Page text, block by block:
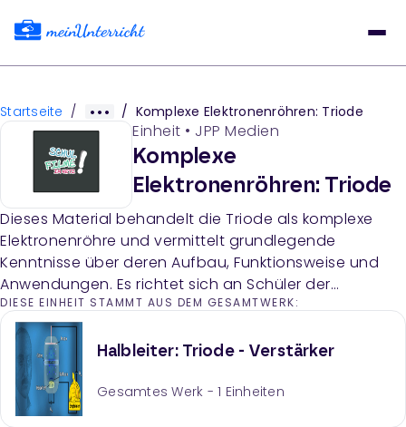
Startseite / / Komplexe Elektronenröhren: Triode
Einheit • JPP Medien
Komplexe
Elektronenröhren: Triode
Dieses Material behandelt die Triode als komplexe
Elektronenröhre und vermittelt grundlegende
Kenntnisse über deren Aufbau, Funktionsweise und
Anwendungen. Es richtet sich an Schüler der
Sekundarstufe II im Bereich Physik und Elektrotechnik.
DIESE EINHEIT STAMMT AUS DEM GESAMTWERK:
Halbleiter: Triode - Verstärker
Gesamtes Werk - 1 Einheiten